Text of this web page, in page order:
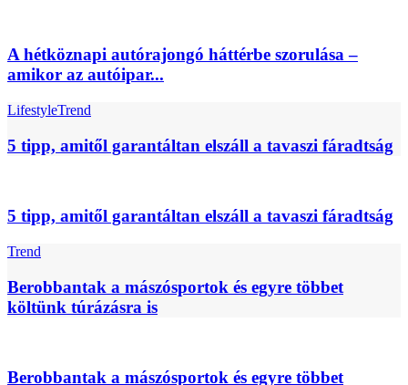
A hétköznapi autórajongó háttérbe szorulása –
amikor az autóipar...
LifestyleTrend
5 tipp, amitől garantáltan elszáll a tavaszi fáradtság
5 tipp, amitől garantáltan elszáll a tavaszi fáradtság
Trend
Berobbantak a mászósportok és egyre többet
költünk túrázásra is
Berobbantak a mászósportok és egyre többet